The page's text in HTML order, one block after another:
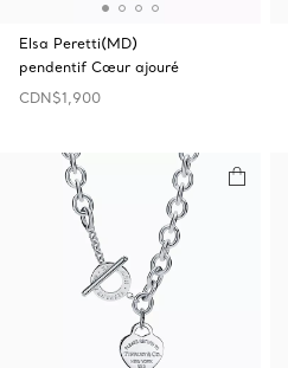
Elsa Peretti(MD)
pendentif Cœur ajouré
CDN$1,900